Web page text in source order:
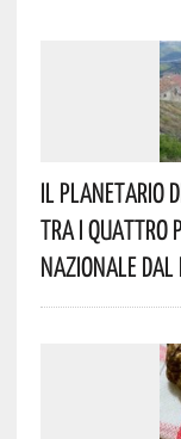
Il Planetario
Tra I Quattro
Nazionale Dal